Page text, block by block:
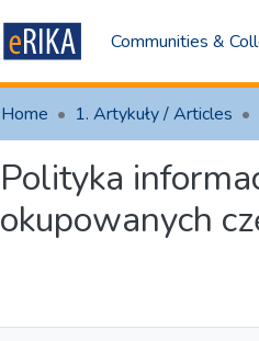
Communities &
Home 1. Artykuły / Articles
Polityka
okupowanych